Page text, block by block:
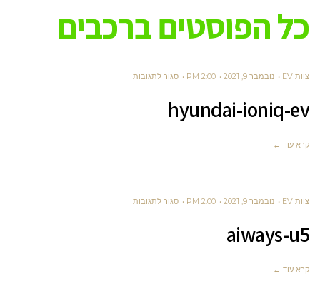
כל הפוסטים ברכבים
צוות EV נובמבר 9, 2021 2:00 PM סגור לתגובותעל
hyundai-ioniq-ev
קרא עוד ←
צוות EV נובמבר 9, 2021 2:00 PM סגור לתגובותעל
aiways-u5
קרא עוד ←